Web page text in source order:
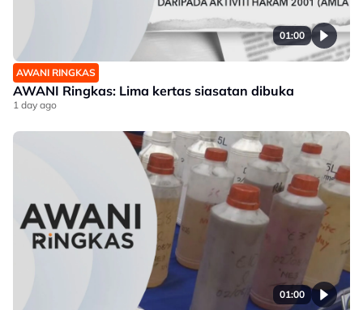
01:00
AWANI RINGKAS
AWANI Ringkas: Lima kertas siasatan dibuka
1 day ago
01:00